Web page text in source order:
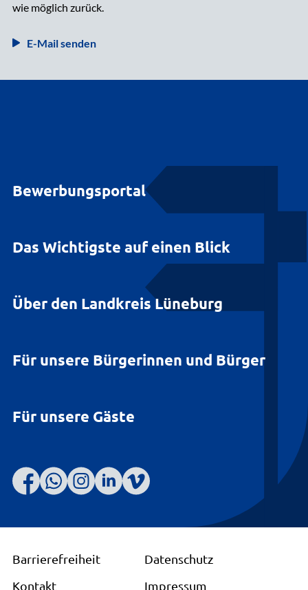
wie möglich zurück.
E-Mail senden
Bewerbungsportal
Das Wichtigste auf einen Blick
Über den Landkreis Lüneburg
Für unsere Bürgerinnen und Bürger
Für unsere Gäste
Barrierefreiheit
Datenschutz
Kontakt
Impressum